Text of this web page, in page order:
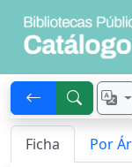
Ficha Por